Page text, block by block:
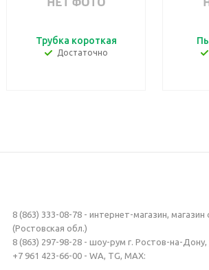
Трубка короткая
Достаточно
8 (863) 333-08-78 - интернет-магазин, магазин
(Ростовская обл.)
8 (863) 297-98-28 - шоу-рум г. Ростов-на-
+7 961 423-66-00 - WA, TG, MAX: